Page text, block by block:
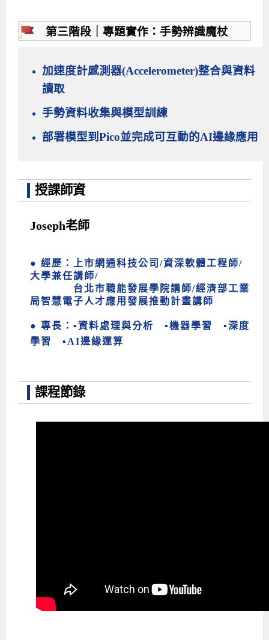
第三階段｜專題實作：手勢辨識魔杖
加速度計感測器(Accelerometer)整合與資料
讀取
手勢資料收集與模型訓練
部署模型到Pico並完成可互動的AI邊緣應用
授課師資
Joseph老師
● 經歷：上市網通科技公司/資深軟體工程師/
大學兼任講師/
台北市職能發展學院講師/經濟部工業
局智慧電子人才應用發展推動計畫講師
● 專長： ▪資料處理與分析 ▪機器學習
▪深度
學習
▪AI邊緣運算
課程節錄